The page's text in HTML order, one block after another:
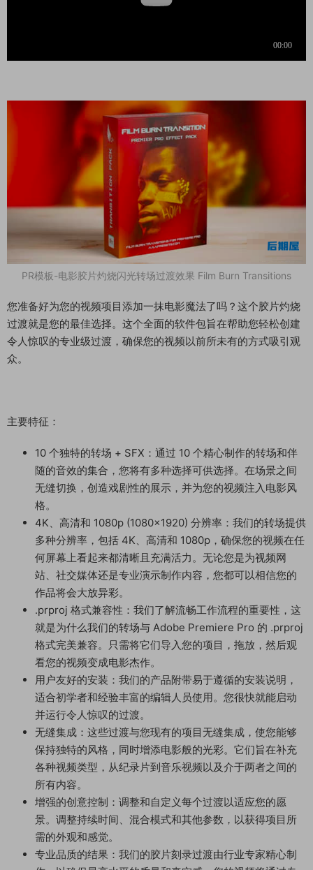
PR模板-电影胶片灼烧闪光转场过渡效果 Film Burn Transitions
您准备好为您的视频项目添加一抹电影魔法了吗？这个胶片灼烧
过渡就是您的最佳选择。这个全面的软件包旨在帮助您轻松创建
令人惊叹的专业级过渡，确保您的视频以前所未有的方式吸引观
众。
主要特征：
10 个独特的转场 + SFX：通过 10 个精心制作的转场和伴
随的音效的集合，您将有多种选择可供选择。在场景之间
无缝切换，创造戏剧性的展示，并为您的视频注入电影风
格。
4K、高清和 1080p (1080×1920) 分辨率：我们的转场提供
多种分辨率，包括 4K、高清和 1080p，确保您的视频在任
何屏幕上看起来都清晰且充满活力。无论您是为视频网
站、社交媒体还是专业演示制作内容，您都可以相信您的
作品将会大放异彩。
.prproj 格式兼容性：我们了解流畅工作流程的重要性，这
就是为什么我们的转场与 Adob​​e Premiere Pro 的 .prproj
格式完美兼容。只需将它们导入您的项目，拖放，然后观
看您的视频变成电影杰作。
用户友好的安装：我们的产品附带易于遵循的安装说明，
适合初学者和经验丰富的编辑人员使用。您很快就能启动
并运行令人惊叹的过渡。
无缝集成：这些过渡与您现有的项目无缝集成，使您能够
保持独特的风格，同时增添电影般的光彩。它们旨在补充
各种视频类型，从纪录片到音乐视频以及介于两者之间的
所有内容。
增强的创意控制：调整和自定义每个过渡以适应您的愿
景。调整持续时间、混合模式和其他参数，以获得项目所
需的外观和感觉。
专业品质的结果：我们的胶片刻录过渡由行业专家精心制